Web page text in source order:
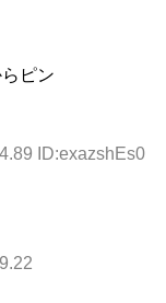
ピン
ID:exazshEs0